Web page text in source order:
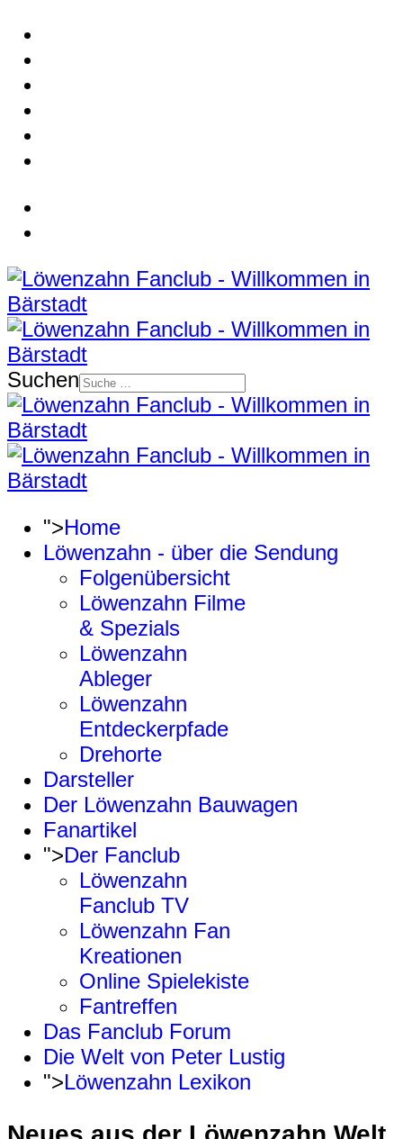
Suchen
">Home
Löwenzahn - über die Sendung
Folgenübersicht
Löwenzahn Filme
& Spezials
Löwenzahn
Ableger
Löwenzahn
Entdeckerpfade
Drehorte
Darsteller
Der Löwenzahn Bauwagen
Fanartikel
">Der Fanclub
Löwenzahn
Fanclub TV
Löwenzahn Fan
Kreationen
Online Spielekiste
Fantreffen
Das Fanclub Forum
Die Welt von Peter Lustig
">Löwenzahn Lexikon